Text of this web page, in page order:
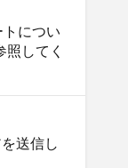
につい
してく
送信し